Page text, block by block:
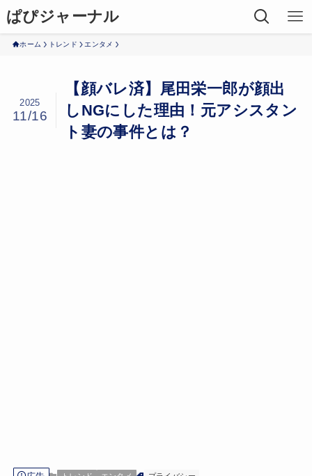
ぱぴジャーナル
ホーム トレンド エンタメ
【顔バレ済】尾田栄一郎が顔出
しNGにした理由！元アシスタン
ト妻の事件とは？
2025
11/16